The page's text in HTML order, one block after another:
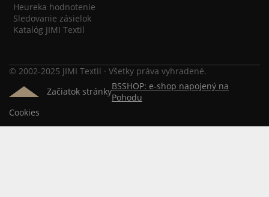
Heureka hodnotenie
Sledovanie zásielok
Katalóg JIMI Textil
© 2002-2025 JIMI Textil · Všetky práva vyhradené.
Začiatok stránkyBSSHOP: e-shop napojený na
Pohodu
Cookies